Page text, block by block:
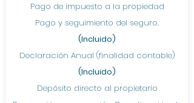
Pago de impuesto a la propiedad
Pago y seguimiento del seguro.
(Incluido)
Declaración Anual (finalidad contable)
(Incluido)
Depósito directo al propietario